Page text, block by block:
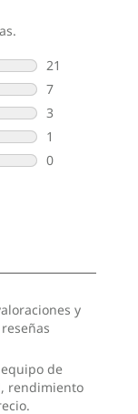
enlace que admitan
regionales y la
producto. Los
el modelo elegido y
x 11.65″